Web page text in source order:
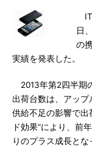
IT
日
の
実績を発表した。
2013年第2四半期
出荷台数は、アッ
供給不足の影響で出
ド効果”により、前
りのプラス成長とな